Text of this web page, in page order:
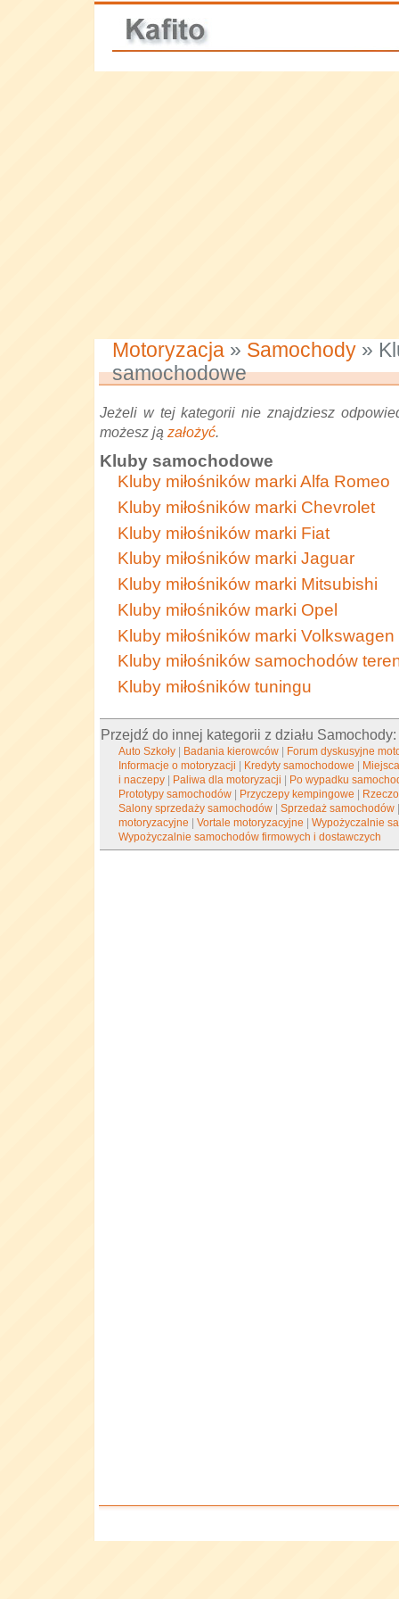
Motoryzacja » Samochody »
samochodowe
Jeżeli w tej kategorii nie znajdziesz
możesz ją założyć.
Kluby samochodowe
Kluby miłośników marki Alfa Romeo
Kluby miłośników marki Chevrolet
Kluby miłośników marki Fiat
Kluby miłośników marki Jaguar
Kluby miłośników marki Mitsubishi
Kluby miłośników marki Opel
Kluby miłośników marki Volkswagen
Kluby miłośników samochodów
Kluby miłośników tuningu
Przejdź do innej kategorii z działu Samochody:
Auto Szkoły Badania kierowców
Forum dyskusyjne
Informacje o motoryzacji
Kredyty samochodowe
i naczepy
Paliwa dla motoryzacji
Po wypadku
Prototypy samochodów
Przyczepy kempingowe
Salony sprzedaży samochodów |Sprzedaż samochodów
motoryzacyjne |Vortale motoryzacyjne |Wypożyczalnie
Wypożyczalnie samochodów firmowych i dostawczych